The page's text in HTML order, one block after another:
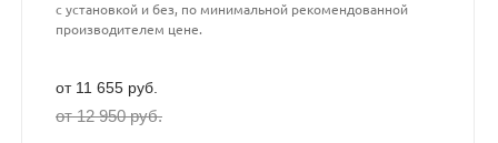
с установкой и без, по минимальной рекомендованной
производителем цене.
от 11 655 руб.
от 12 950 руб.